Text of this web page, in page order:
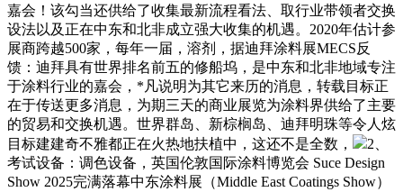
嘉会！该勾当还供给了收集最新流程看法、取行业带领者交换
设法以及正在中东和北非成立强大收集的机遇。2020年估计参
展商跨越500家，每年一届，溶剂，据迪拜涂料展MECS反
馈：迪拜具有世界排名前五的修船坞，是中东和北非地域专注
于涂料行业的嘉会，*凡说明为其它来历的消息，转载目标正
在于传送更多消息，为期三天的商业展览为涂料界供给了主要
的贸易和交换机遇。世界群岛、新棕榈岛、迪拜明珠等令人炫
目标建建奇不雅都正在火热地扶植中，这还不是全数，
2、
考试设备：调色设备，英国伦敦国际涂料博览会 Suce Design
Show 2025完满落幕中东涂料展（Middle East Coatings Show）